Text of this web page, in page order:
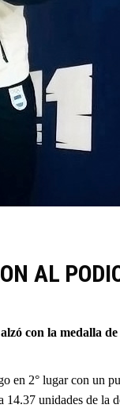
AL
con la medalla
2° lugar con un
14.37 unidades de la